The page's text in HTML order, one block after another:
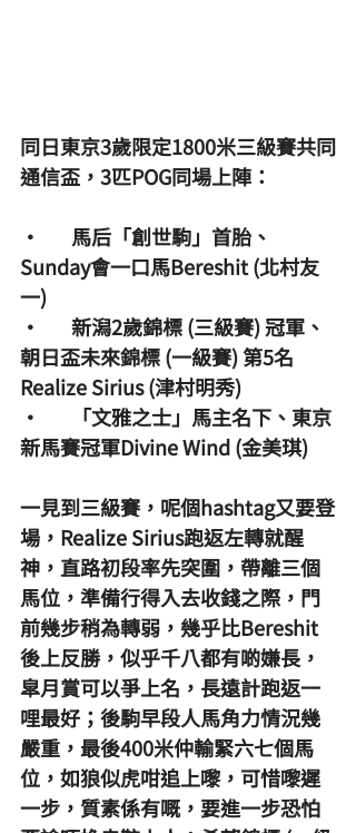
同日東京3歲限定1800米三級賽共同
通信盃，3匹POG同場上陣：
·       馬后「創世駒」首胎、
Sunday會一口馬Bereshit (北村友
一)
·       新潟2歲錦標 (三級賽) 冠軍、
朝日盃未來錦標 (一級賽) 第5名
Realize Sirius (津村明秀)
·       「文雅之士」馬主名下、東京
新馬賽冠軍Divine Wind (金美琪)
一見到三級賽，呢個hashtag又要登
場，Realize Sirius跑返左轉就醒
神，直路初段率先突圍，帶離三個
馬位，準備行得入去收錢之際，門
前幾步稍為轉弱，幾乎比Bereshit
後上反勝，似乎千八都有啲嫌長，
皐月賞可以爭上名，長遠計跑返一
哩最好；後駒早段人馬角力情況幾
嚴重，最後400米仲輸緊六七個馬
位，如狼似虎咁追上嚟，可惜嚟遲
一步，質素係有嘅，要進一步恐怕